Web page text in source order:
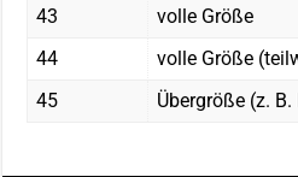
43
volle Größe
44
volle Größe
45
Übergröße (z.